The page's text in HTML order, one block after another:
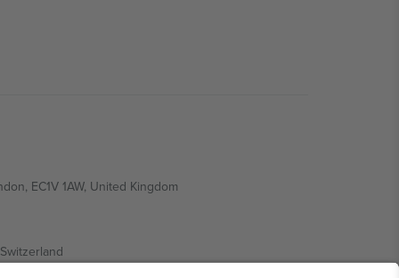
EC1V 1AW, United Kingdom